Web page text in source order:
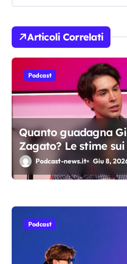
z
i
o
e
a
r
i
o
Articoli Correlati
Podcast
Quanto guadagna
Zagato? Le stime
dello youtuber da
iscritti
Podcast-news.it Giu 8,
Podcast